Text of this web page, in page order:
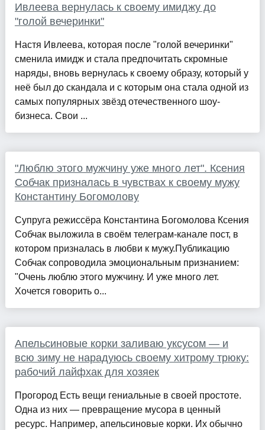
Ивлеева вернулась к своему имиджу до
"голой вечеринки"
Настя Ивлеева, которая после "голой вечеринки"
сменила имидж и стала предпочитать скромные
наряды, вновь вернулась к своему образу, который у
неё был до скандала и с которым она стала одной из
самых популярных звёзд отечественного шоу-
бизнеса. Свои ...
"Люблю этого мужчину уже много лет". Ксения
Собчак призналась в чувствах к своему мужу
Константину Богомолову
Супруга режиссёра Константина Богомолова Ксения
Собчак выложила в своём телеграм-канале пост, в
котором призналась в любви к мужу.Публикацию
Собчак сопроводила эмоциональным признанием:
"Очень люблю этого мужчину. И уже много лет.
Хочется говорить о...
Апельсиновые корки заливаю уксусом — и
всю зиму не нарадуюсь своему хитрому трюку:
рабочий лайфхак для хозяек
Прогород Есть вещи гениальные в своей простоте.
Одна из них — превращение мусора в ценный
ресурс. Например, апельсиновые корки. Их обычно